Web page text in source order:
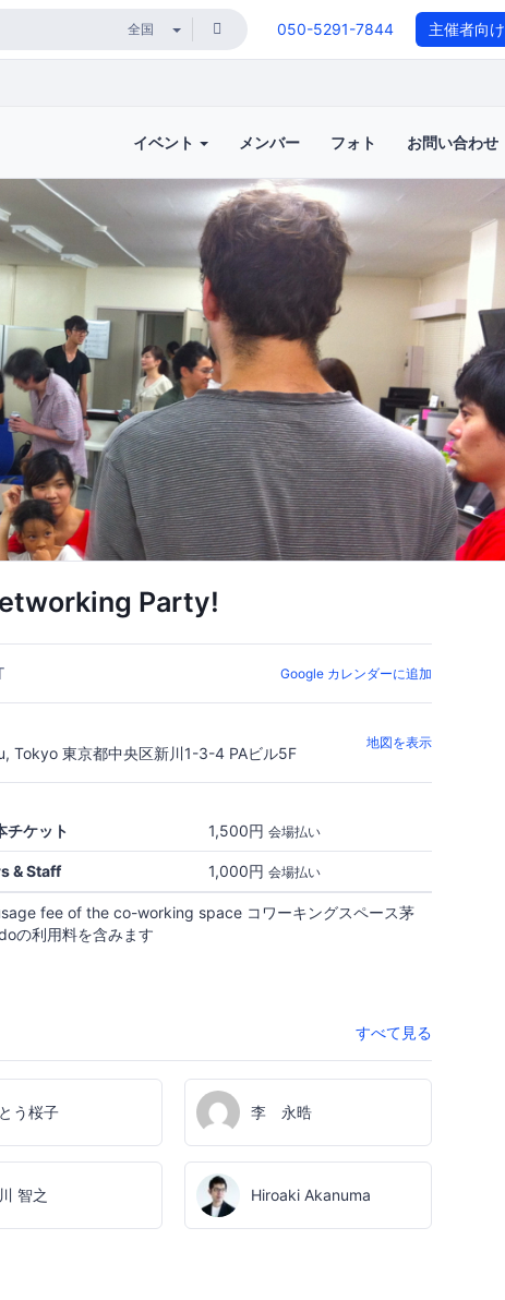
050-5291-7844 主催者向け
イベント メンバー フォト お問い合わせ
Party!
Google カレンダーに追加
東京都中央区新川1-3-4 PAビル5F
地図を表示
チケット 1,500円 会場払い
& Staff 1,000円 会場払い
fee of the co-working space コワーキングスペース茅
の利用料を含みます
すべて見る
う桜子 李 永晧
智之 Hiroaki Akanuma